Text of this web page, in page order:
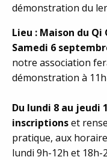
démonstration du
Lieu : Maison du Qi
Samedi 6
notre association
démonstration à
Du lundi 8 au jeudi
inscriptionset
pratique, aux
lundi 9h-12h et 18h-